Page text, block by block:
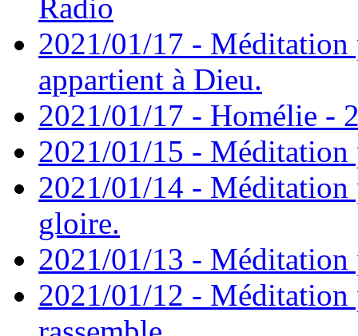
Radio
2021/01/17 - Méditation
appartient à Dieu.
2021/01/17 - Homélie -
2021/01/15 - Méditation
2021/01/14 - Méditation
gloire.
2021/01/13 - Méditation
2021/01/12 - Méditation